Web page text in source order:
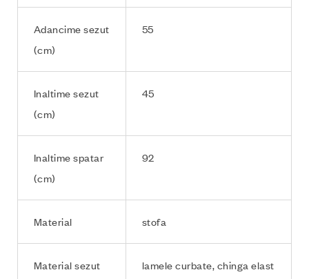
Adancime sezut
(cm)
55
Inaltime sezut
(cm)
45
Inaltime spatar
(cm)
92
Material stofa
Material sezut
lamele curbate, chinga elast